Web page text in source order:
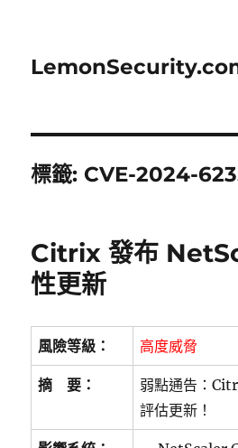
標籤: CVE-2024-
Citrix 發布
性更新
風險等級： 高度威脅
摘 要：
弱點通告：
評估更新！